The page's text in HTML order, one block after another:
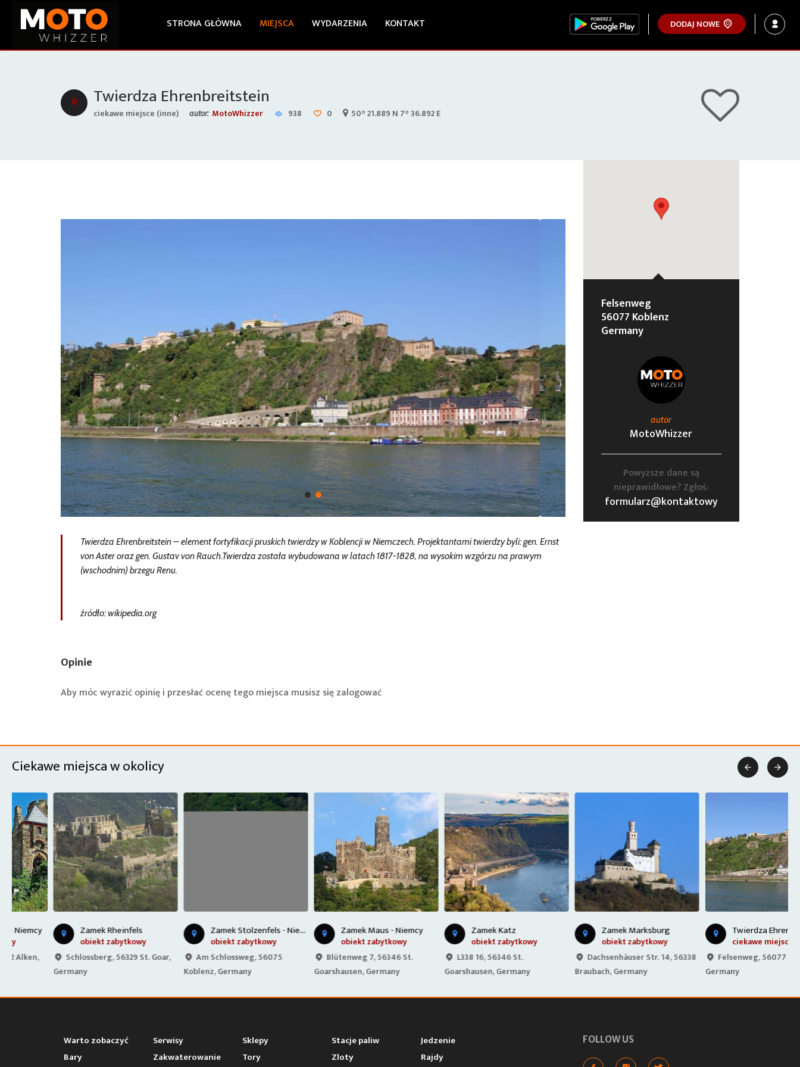
STRONA GŁÓWNA MIEJSCA WYDARZENIA KONTAKT DODAJ NOWE
Twierdza Ehrenbreitstein
ciekawe miejsce (inne) autor: MotoWhizzer 938 0 50° 21.889 N 7° 36.892 E
Twierdza Ehrenbreitstein – element fortyfikacji pruskich twierdzy w Koblencji w Niemczech. Projektantami twierdzy byli: gen. Ernst
von Aster oraz gen. Gustav von Rauch.Twierdza została wybudowana w latach 1817-1828, na wysokim wzgórzu na prawym
(wschodnim) brzegu Renu.
źródło: wikipedia.org
Opinie
Aby móc wyrazić opinię i przesłać ocenę tego miejsca musisz sięzalogować
Felsenweg
56077 Koblenz
Germany
autor
MotoWhizzer
Powyższe dane są
nieprawidłowe? Zgłoś:
formularz@kontaktowy
Ciekawe miejsca w okolicy
Zamek Rheinfels
obiekt zabytkowy
Schlossberg, 56329 St. Goar,
Z
amek Stolzenfels - Niemcy
obiekt zabytkowy
Am Schlossweg, 56075
Koblenz, Germany
Zamek Maus - Niemcy
obiekt zabytkowy
Blütenweg 7, 56346 St.
Goarshausen, Germany
Zamek Katz
obiekt zabytkowy
L338 16, 56346 St.
Goarshausen, Germany
Zamek Marksburg
obiekt zabytkowy
Dachsenhäuser Str. 14, 56338
Braubach, Germany
Twierdza Ehrenbreitstein
ciekawe miejsce (inne)
Felsenweg, 56077 Koblenz,
 
Warto zobaczyć Serwisy Sklepy Stacje paliw
Jedzenie
Bary
Zakwaterowanie Tory Zloty
Rajdy
FOLLOW US